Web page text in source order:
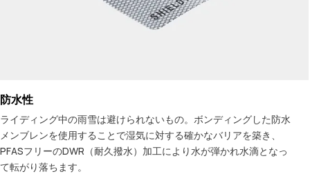
防水性
ライディング中の雨雪は避けられないもの。ボンディングした防水
メンブレンを使用することで湿気に対する確かなバリアを築き、
PFASフリーのDWR（耐久撥水）加工により水が弾かれ水滴となっ
て転がり落ちます。